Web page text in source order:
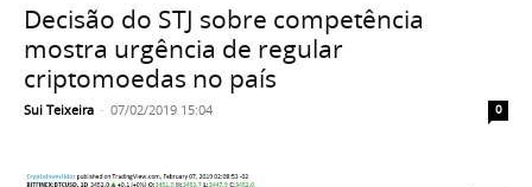
Decisão do STJ sobre competência
mostra urgência de regular
criptomoedas no país
Sui Teixeira - 07/02/2019 15:04 0